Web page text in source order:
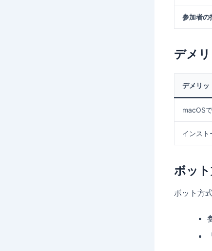
参加者の
デメ
デメリッ
macOS
インスト
ボッ
ボット方